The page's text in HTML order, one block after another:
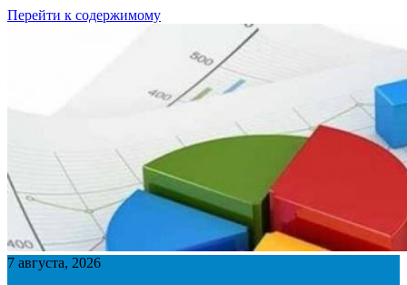
Перейти к содержимому
7 августа, 2026